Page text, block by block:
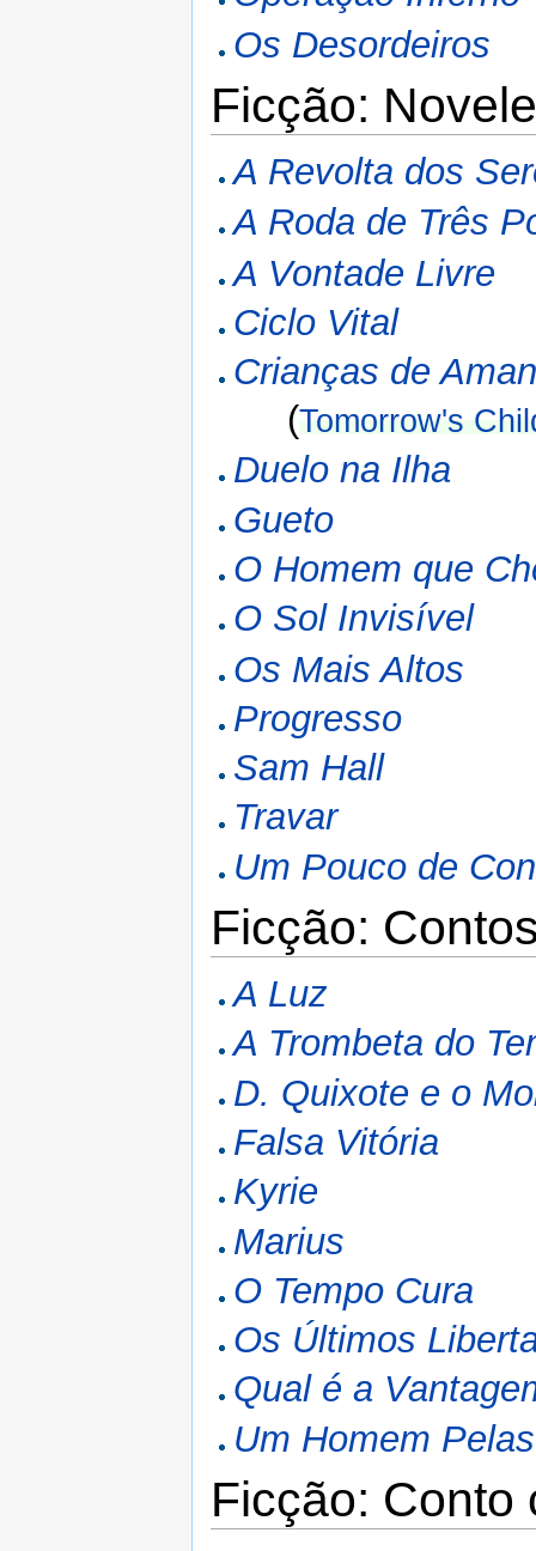
Os Desordeiros
Ficção:
A Revolta dos
A Roda de Três
A Vontade Livre
Ciclo Vital
Crianças de
(Tomorrow's
Duelo na Ilha
Gueto
O Homem que
O Sol Invisível
Os Mais Altos
Progresso
Sam Hall
Travar
Um Pouco de
Ficção:
A Luz
A Trombeta do
D. Quixote e o
Falsa Vitória
Kyrie
Marius
O Tempo Cura
Os Últimos
Qual é a
Um Homem
Ficção: Conto